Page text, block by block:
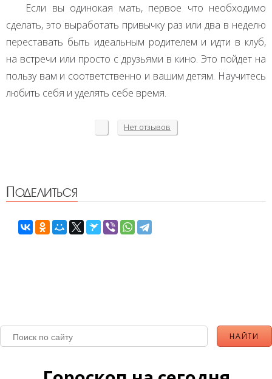
Если вы одинокая мать, первое что необходимо
сделать, это выработать привычку раз или два в неделю
переставать быть идеальным родителем и идти в клуб,
на встречи или просто с друзьями в кино. Это пойдет на
пользу вам и соответственно и вашим детям. Научитесь
любить себя и уделять себе время.
Нет отзывов
Поделиться